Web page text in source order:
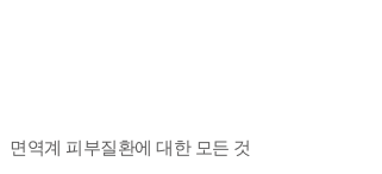
면역계 피부질환에 대한 모든 것